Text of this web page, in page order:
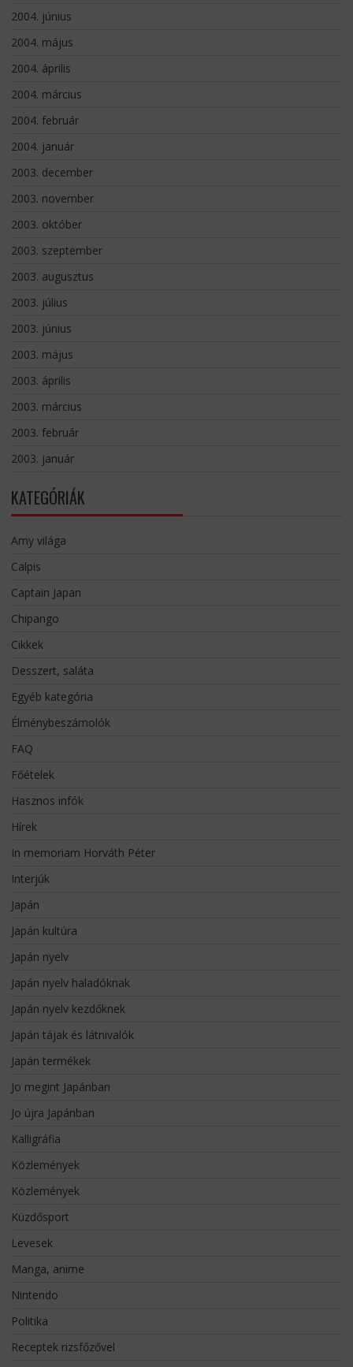
2004. június
2004. május
2004. április
2004. március
2004. február
2004. január
2003. december
2003. november
2003. október
2003. szeptember
2003. augusztus
2003. július
2003. június
2003. május
2003. április
2003. március
2003. február
2003. január
KATEGÓRIÁK
Amy világa
Calpis
Captain Japan
Chipango
Cikkek
Desszert, saláta
Egyéb kategória
Élménybeszámolók
FAQ
Főételek
Hasznos infók
Hírek
In memoriam Horváth Péter
Interjúk
Japán
Japán kultúra
Japán nyelv
Japán nyelv haladóknak
Japán nyelv kezdőknek
Japán tájak és látnivalók
Japán termékek
Jo megint Japánban
Jo újra Japánban
Kalligráfia
Közlemények
Közlemények
Küzdősport
Levesek
Manga, anime
Nintendo
Politika
Receptek rizsfőzővel